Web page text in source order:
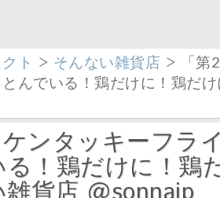
ト > そんない雑貨店 > 「第
んでいる！鶏だけに！鶏だ
ケンタッキーフラ
！鶏だけに！鶏